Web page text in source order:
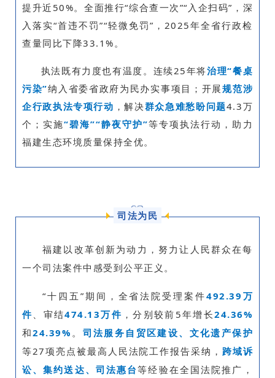
提升近50%。全面推行“综合查一次”“入企扫码”，深
入落实“首违不罚”“轻微免罚”，2025年全省行政检
查量同比下降33.1%。
执法既有力度也有温度。连续25年将治理“餐桌
污染”纳入省委省政府为民办实事项目；开展规范涉
企行政执法专项行动 ，解决群众急难愁盼问题4.3万
个；实施“碧海”“静夜守护”等专项执法行动，助力
福建生态环境质量保持全优。
03
司法为民
福建以改革创新为动力，努力让人民群众在每
一个司法案件中感受到公平正义。
“十四五”期间，全省法院受理案件492.39万
件、审结474.13万件 ，分别较前5年增长24.36%
和24.39% 。 司法服务自贸区建设、文化遗产保护
等27项亮点被最高人民法院工作报告采纳， 跨域诉
讼、集约送达、司法惠台等经验在全国法院推广，